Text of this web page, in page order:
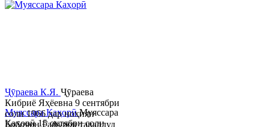
Муяссара ҚаҳорӣМуяссара
Қаҳорӣ 15 октябри соли
Ҷӯраева К.Я. Ҷӯраева
Кибриё Яҳёевна 9 сентябри
соли 1966 дар ноҳияи
Бобоҷон Ғафуров таваллуд